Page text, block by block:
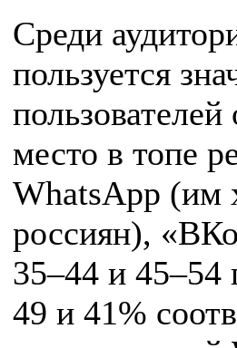
Среди
пользуется
место в топе
WhatsApp (им
россиян),
35–44 и 45–54
49 и 41%